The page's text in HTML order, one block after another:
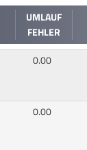
UMLAUF
FEHLER
0.00
0.00